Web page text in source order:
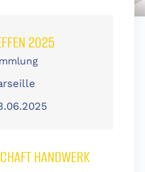
2025
HANDWERK